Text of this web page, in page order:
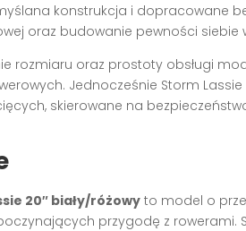
konstrukcja i dopracowane
oraz budowanie pewności siebie
rozmiaru oraz prostoty obsługi
Jednocześnie Storm
skierowane na
20″ biały/różowyto model o
przygodę z rowerami.